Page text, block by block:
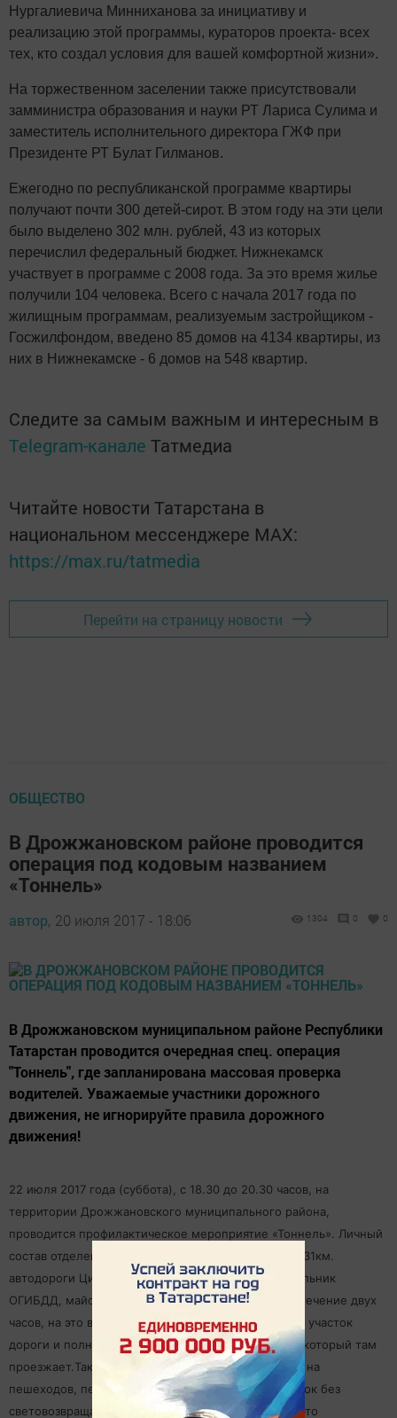
Нургалиевича Минниханова за инициативу и
реализацию этой программы, кураторов проекта- всех
тех, кто создал условия для вашей комфортной жизни».
На торжественном заселении также присутствовали
замминистра образования и науки РТ Лариса Сулима и
заместитель исполнительного директора ГЖФ при
Президенте РТ Булат Гилманов.
Ежегодно по республиканской программе квартиры
получают почти 300 детей-сирот. В этом году на эти цели
было выделено 302 млн. рублей, 43 из которых
перечислил федеральный бюджет. Нижнекамск
участвует в программе с 2008 года. За это время жилье
получили 104 человека. Всего с начала 2017 года по
жилищным программам, реализуемым застройщиком -
Госжилфондом, введено 85 домов на 4134 квартиры, из
них в Нижнекамске - 6 домов на 548 квартир.
Следите за самым важным и интересным в
Telegram-канале Татмедиа
Читайте новости Татарстана в
национальном мессенджере MАХ:
https://max.ru/tatmedia
Перейти на страницу новости
ОБЩЕСТВО
В Дрожжановском районе проводится
операция под кодовым названием
«Тоннель»
автор, 20 июля 2017 - 18:06 1304 0 0
В Дрожжановском муниципальном районе Республики
Татарстан проводится очередная спец. операция
"Тоннель", где запланирована массовая проверка
водителей. Уважаемые участники дорожного
движения, не игнорируйте правила дорожного
движения!
22 июля 2017 года (суббота), с 18.30 до 20.30 часов, на
территории Дрожжановского муниципального района,
проводится профилактическое мероприятие «Тоннель». Личный
состав отделения ГИБДД будет дислоцирован на 131км.
автодороги Цивильск - Ульяновск. По словам начальник
ОГИБДД, майора полиции Анатолия Михайлова в течение двух
часов, на это время перекрывается определенный участок
дороги и полностью проверяется весь транспорт, который там
проезжает.Также будет уделено особое внимание на
пешеходов, передвигающихся в темное время суток без
световозвращающих элементов. Самое главное - это